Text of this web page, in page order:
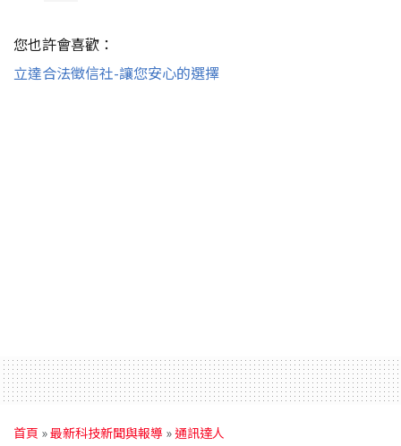
您也許會喜歡：
立達合法徵信社-讓您安心的選擇
首頁 »最新科技新聞與報導 »通訊達人